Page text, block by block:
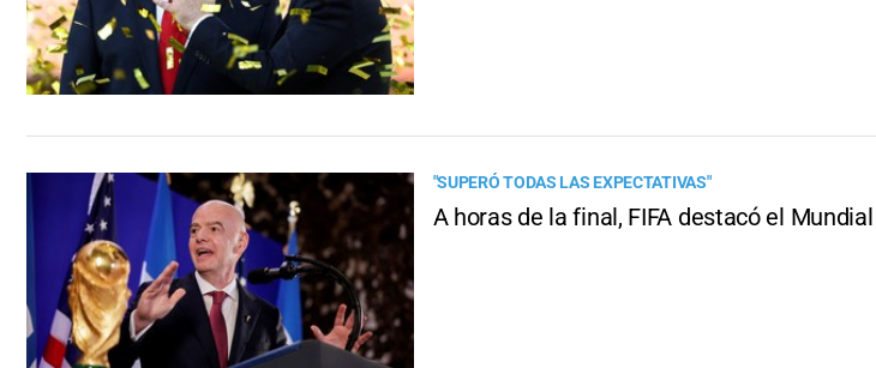
"SUPERÓ TODAS LAS EXPECTATIVAS"
A horas de la final, FIFA destacó el